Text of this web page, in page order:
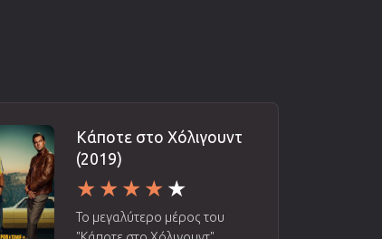
Κάποτε στο Χόλιγουντ
(2019)
Το μεγαλύτερο μέρος του